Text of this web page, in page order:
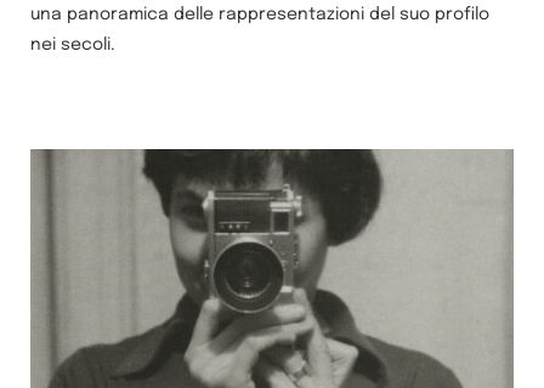
una panoramica delle rappresentazioni del suo profilo
nei secoli.